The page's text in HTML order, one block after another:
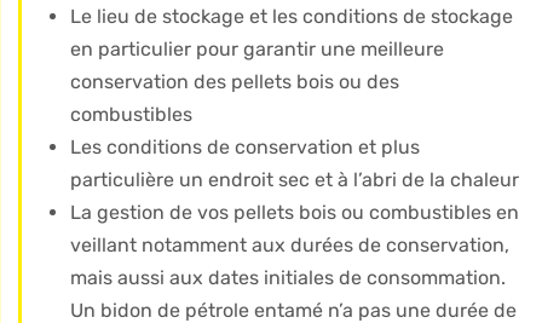
Le lieu de stockage et les conditions de stockage
en particulier pour garantir une meilleure
conservation des pellets bois ou des
combustibles
Les conditions de conservation et plus
particulière un endroit sec et à l’abri de la chaleur
La gestion de vos pellets bois ou combustibles en
veillant notamment aux durées de conservation,
mais aussi aux dates initiales de consommation.
Un bidon de pétrole entamé n’a pas une durée de